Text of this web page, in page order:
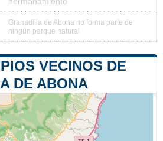
Granadilla de Abona no forma parte de
ningún parque natural
VECINOS DE
DE ABONA